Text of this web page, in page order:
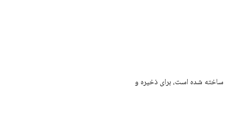
ساخته شده است، برای ذخیره و